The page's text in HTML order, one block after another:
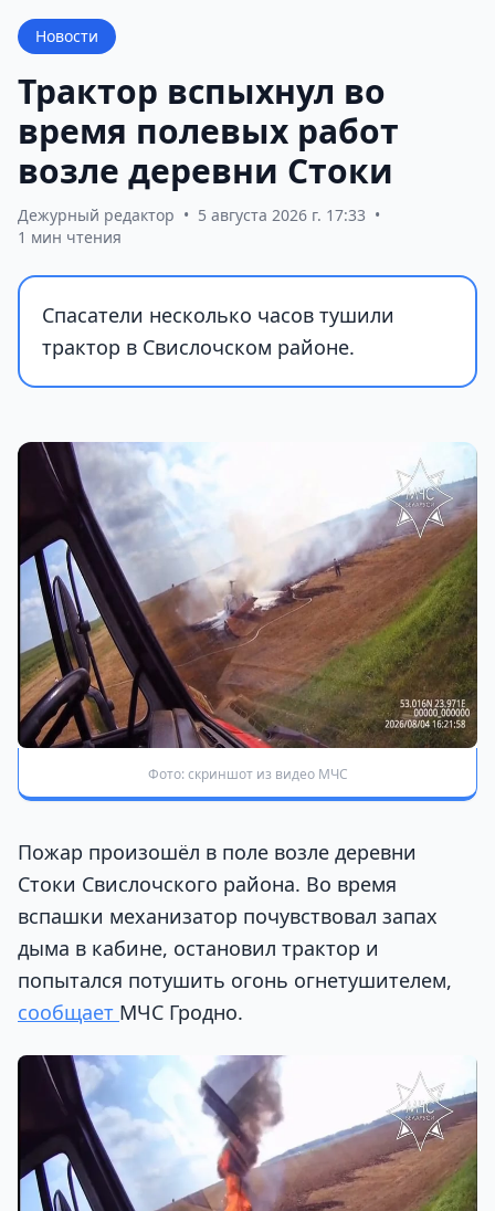
Новости
Трактор вспыхнул во
время полевых работ
возле деревни Стоки
Дежурный редактор • 5 августа 2026 г. 17:33 •
1 мин чтения
Спасатели несколько часов тушили
трактор в Свислочском районе.
Фото: скриншот из видео МЧС
Пожар произошёл в поле возле деревни
Стоки Свислочского района. Во время
вспашки механизатор почувствовал запах
дыма в кабине, остановил трактор и
попытался потушить огонь огнетушителем,
сообщает МЧС Гродно.